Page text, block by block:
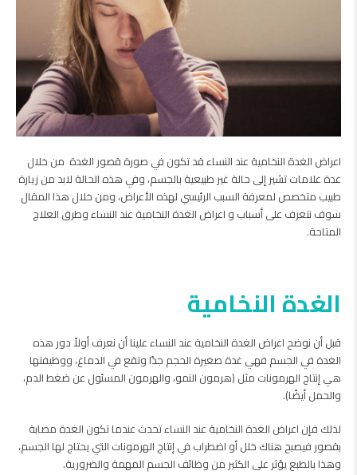
اعراض الغدة النخامية عند النساء قد تكون في صورة قصور الغدة من خلال
عدة علامات تشير إلى حالة غير طبيعية بالجسم، وفي هذه الحالة لابد من زيارة
طبيب متخصص لمعرفة السبب الرئيسي لهذه الأعراض، ومن خلال هذا المقال
سوف نتعرف على أسباب و اعراض الغدة النخامية عند النساء وطرق العلاج
المتاحة.
الغدة النخامية
قبل أن نوضح اعراض الغدة النخامية عند النساء علينا أن نعرف أولاً دور هذه
الغدة في الجسم فهي غدة صغيرة الحجم جدًا وتقع في الدماغ، ووظيفتها
هي إنتاج الهرمونات مثل (هرمون النمو، والهرمون المسئول عن ضغط الدم،
والحمل أيضًا).
لذلك فإن اعراض الغدة النخامية عند النساء تحدث عندما تكون الغدة مصابة
بقصور فيصبح هناك خلل أو اضطراب في إنتاج الهرمونات التي يحتاج لها الجسم،
وهذا بالطبع يؤثر على الكثير من وظائف الجسم المهمة والضرورية.